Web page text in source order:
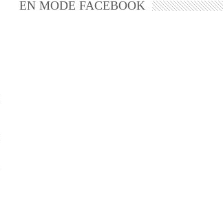
EN MODE FACEBOOK